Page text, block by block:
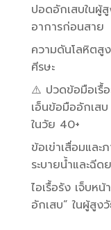
ปอดอักเสบในผู้
อาการก่อนสาย
ความดันโลหิตสู
ศีรษะ
⚠️ ปวดข้อมือเรื้
เอ็นข้อมืออักเส
ในวัย 40+
ข้อเข่าเสื่อมและ
ระบายน้ำและ
ไอเรื้อรัง เจ็บ
อักเสบ” ในผู้สูง